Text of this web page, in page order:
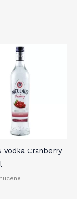
Vodka Cranberry